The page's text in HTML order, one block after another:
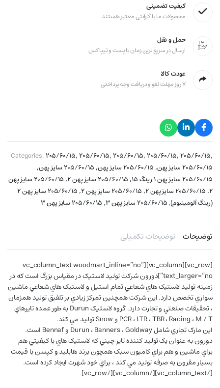
کیفیت تضمینی
محصولات ما با گارانتی معتبر هستند
حمل و نقل
ارسال در سریع ترین زمان با پست و تیپاکس
عودت کالا
۷ روز مهلت لغو و دریافت وجه پرداختی
Categories:۲۰۵/۶۰/۱۵,۲۰۵/۶۰/۱۵,۲۰۵/۶۰/۱۵,۲۰۵/۶۰/۱۵,۲۰۵/۶۰/۱۵,
۲۰۵/۶۰/۱۵ سایز پهن , ۲۰۵/۶۰/۱۵ سایز پهن , ۲۰۵/۶۰/۱۵ سایز پهن ,
۲۰۵/۶۰/۱۵ سایز پهن ۱ رینگ ۱۵ , ۲۰۵/۶۰/۱۵ سایز پهن ۲ ,
۲۰۵/۶۰/۱۵ سایز پهن
۲, ۲۰۵/۶۰/۱۵ سایز پهن ۲ , ۲۰۵/۶۰/۱۵ سایز پهن ۲ ,
۲۰۵/۶۰/۱۵ سایز پهن ۲
(رینگ آلومینیوم),۲۰۵/۶۰/۱۵ سایز پهن ۳ , ۲۰۵/۶۰/۱۵ سایز پهن ۳
توضیحات توضیحات تکمیلی
[vc_row][vc_column][vc_column_text woodmart_inline=”no”
text_larger=”no”]دورون شرکت توليد لاستيک در مقياس بزرگ است که در
زمينه توليد لاستيک هاي شعاعي تمام استيل و لاستيک هاي شعاعي ماشين
سواري تخصص دارد. اين شرکت همچنين تمرکز زيادي بر تلفيق توليد همزمان
، تحقيقات صنعتي و تجارت دارد. گروه لاستيک Durun به طور عمده تايرهاي
PCR ، LTR ، TBR ، Racing ، M / T و Snow توليد مي کند.
اين مارک تجاري شامل Durun ، Banners ، Goldway و Bennaf است.
دورون به عنوان يک توليد کننده تاير چيني که لاستيک هاي با کيفيتي هم
براي ماشين و هم براي کاميون سبک همچون برند هابليد و کپسن با قيمت
بسيار مقرون به صرفه توليد مي کند ، براي خود شهرت ايجاد کرده است.
[/vc_column_text][/vc_column][/vc_row]